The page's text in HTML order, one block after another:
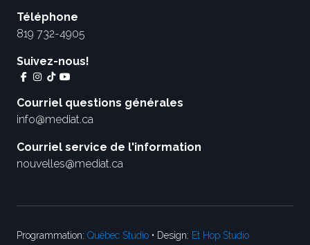
Téléphone
819 732-4905
Suivez-nous!
Courriel questions générales
info@mediat.ca
Courriel service de l'information
nouvelles@mediat.ca
Programmation: Québec Studio • Design: Et Hop Studio